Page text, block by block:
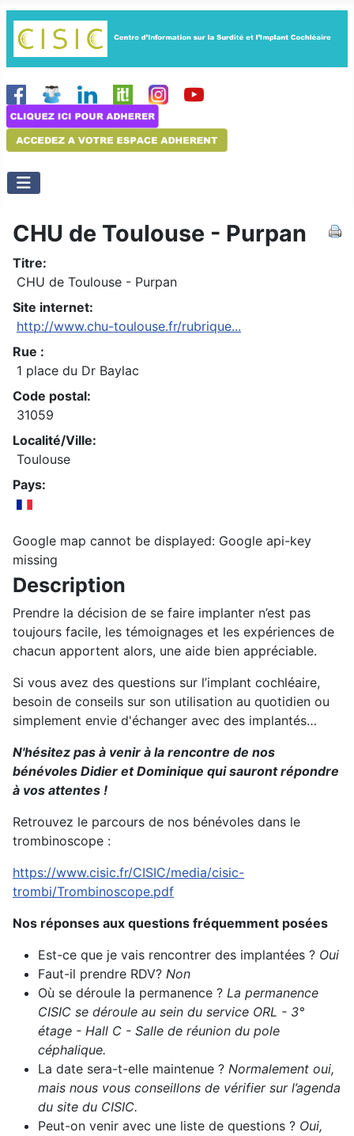
CHU de Toulouse - Purpan
Titre:
CHU de Toulouse - Purpan
Site internet:
http://www.chu-toulouse.fr/rubrique...
Rue :
1 place du Dr Baylac
Code postal:
31059
Localité/Ville:
Toulouse
Pays:
Google map cannot be displayed: Google api-key
missing
Description
Prendre la décision de se faire implanter n’est pas
toujours facile, les témoignages et les expériences de
chacun apportent alors, une aide bien appréciable.
Si vous avez des questions sur l’implant cochléaire,
besoin de conseils sur son utilisation au quotidien ou
simplement envie d'échanger avec des implantés…
N'hésitez pas à venir à la rencontre de nos
bénévoles Didier et Dominique qui sauront répondre
à vos attentes !
Retrouvez le parcours de nos bénévoles dans le
trombinoscope :
https://www.cisic.fr/CISIC/media/cisic-
trombi/Trombinoscope.pdf
Nos réponses aux questions fréquemment posées
Est-ce que je vais rencontrer des implantées ? Oui
Faut-il prendre RDV? Non
Où se déroule la permanence ? La permanence
CISIC se déroule au sein du service ORL - 3°
étage - Hall C - Salle de réunion du pole
céphalique.
La date sera-t-elle maintenue ? Normalement oui,
mais nous vous conseillons de vérifier sur l’agenda
du site du CISIC.
Peut-on venir avec une liste de questions ? Oui,